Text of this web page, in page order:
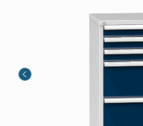
Bildergalerie überspringen